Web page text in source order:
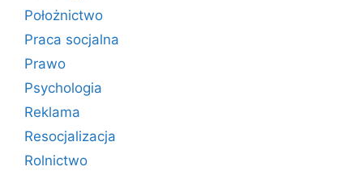
Położnictwo
Praca socjalna
Prawo
Psychologia
Reklama
Resocjalizacja
Rolnictwo